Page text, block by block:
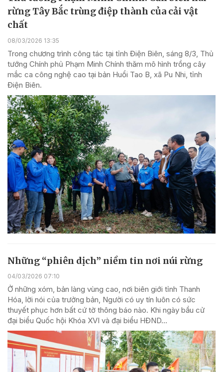
rừng Tây Bắc trùng điệp thành của cải vật
chất
08/03/2026 13:35
Trong chương trình công tác tại tỉnh Điện Biên, sáng 8/3, Thủ
tướng Chính phủ Phạm Minh Chính thăm mô hình trồng cây
mắc ca công nghệ cao tại bản Huổi Tao B, xã Pu Nhi, tỉnh
Điện Biên.
Những “phiên dịch” niềm tin nơi núi rừng
04/03/2026 07:10
Ở những xóm, bản làng vùng cao, nơi biên giới tỉnh Thanh
Hóa, lời nói của trưởng bản, Người có uy tín luôn có sức
thuyết phục hơn bất cứ tờ thông báo nào. Khi ngày bầu cử
đại biểu Quốc hội Khóa XVI và đại biểu HĐND...